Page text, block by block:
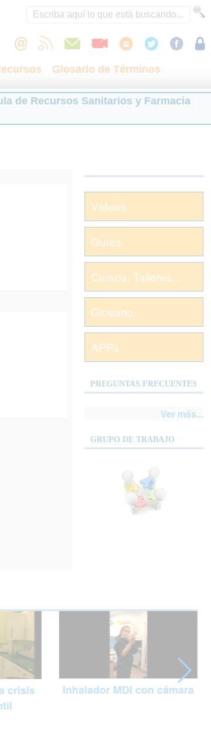
Glosario de Términos
de Recursos Sanitarios y Farmacia
Vídeos
Guías
Cursos, Talleres...
Glosario
APPs
PREGUNTAS FRECUENTES
Ver más...
GRUPO DE TRABAJO
crisis
Inhalador MDI con cámara